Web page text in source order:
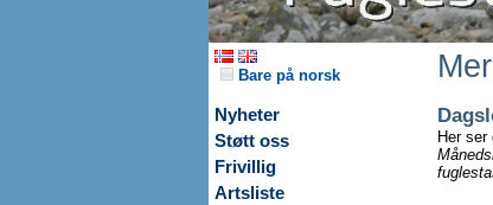
Bare på norsk
Nyheter
Støtt oss
Frivillig
Artsliste
Her